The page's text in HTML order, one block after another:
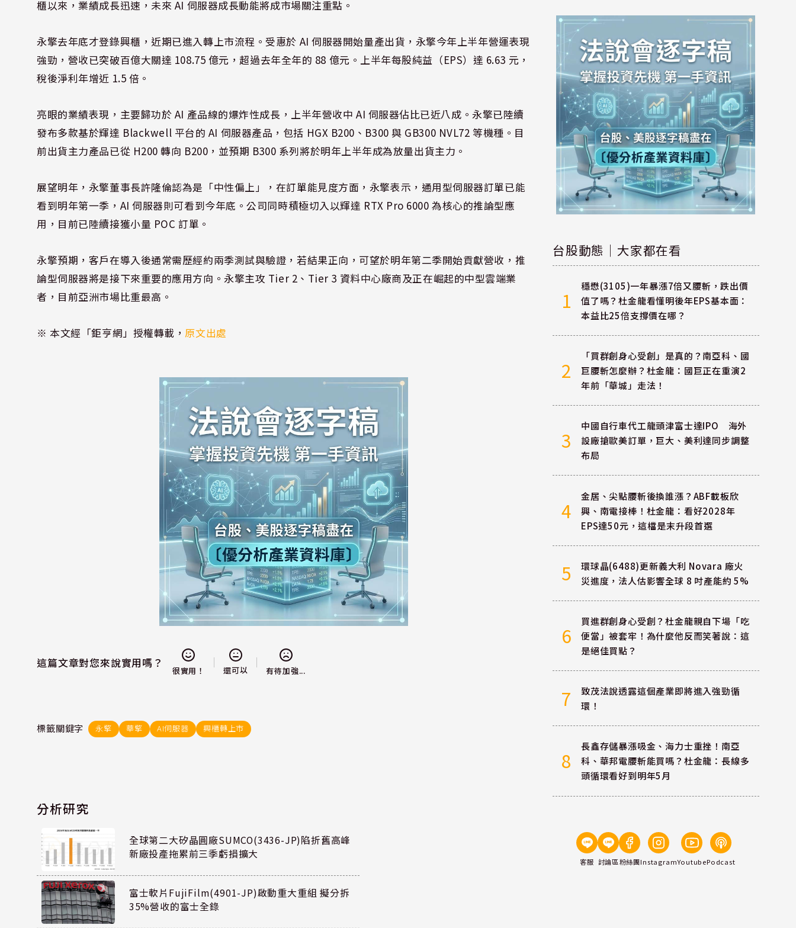
櫃以來，業績成長迅速，未來 AI 伺服器成長動能將成市場關注重點。
永擎去年底才登錄興櫃，近期已進入轉上市流程。受惠於 AI 伺服器開始量產出貨，永擎今年上半年營運表現
強勁，營收已突破百億大關達 108.75 億元，超過去年全年的 88 億元。上半年每股純益（EPS）達 6.63 元，
稅後淨利年增近 1.5 倍。
亮眼的業績表現，主要歸功於 AI 產品線的爆炸性成長，上半年營收中 AI 伺服器佔比已近八成。永擎已陸續
發布多款基於輝達 Blackwell 平台的 AI 伺服器產品，包括 HGX B200、B300 與 GB300 NVL72 等機種。目
前出貨主力產品已從 H200 轉向 B200，並預期 B300 系列將於明年上半年成為放量出貨主力。
展望明年，永擎董事長許隆倫認為是「中性偏上」，在訂單能見度方面，永擎表示，通用型伺服器訂單已能
看到明年第一季，AI 伺服器則可看到今年底。公司同時積極切入以輝達 RTX Pro 6000 為核心的推論型應
用，目前已陸續接獲小量 POC 訂單。
永擎預期，客戶在導入後通常需歷經約兩季測試與驗證，若結果正向，可望於明年第二季開始貢獻營收，推
論型伺服器將是接下來重要的應用方向。永擎主攻 Tier 2、Tier 3 資料中心廠商及正在崛起的中型雲端業
者，目前亞洲市場比重最高。
※ 本文經「鉅亨網」授權轉載，原文出處
這篇文章對您來說實用嗎？
很實用！ 還可以 有待加強...
標籤關鍵字 永擎 華擎 AI伺服器 興櫃轉上市
分析研究
全球第二大矽晶圓廠SUMCO(3436-JP)陷折舊高峰
新廠投產拖累前三季虧損擴大
富士軟片FujiFilm(4901-JP)啟動重大重組 擬分拆
35%營收的富士全錄
台股動態｜大家都在看
1
穩懋(3105)一年暴漲7倍又腰斬，跌出價
值了嗎？杜金龍看懂明後年EPS基本面：
本益比25倍支撐價在哪？
2
「買群創身心受創」是真的？南亞科、國
巨腰斬怎麼辦？杜金龍：國巨正在重演2
年前「華城」走法！
3
中國自行車代工龍頭津富士達IPO 海外
設廠搶歐美訂單，巨大、美利達同步調整
布局
4
金居、尖點腰斬後換誰漲？ABF載板欣
興、南電接棒！杜金龍：看好2028年
EPS達50元，這檔是末升段首選
5
環球晶(6488)更新義大利 Novara 廠火
災進度，法人估影響全球 8 吋產能約 5%
6
買進群創身心受創？杜金龍親自下場「吃
便當」被套牢！為什麼他反而笑著說：這
是絕佳買點？
7
致茂法說透露這個產業即將進入強勁循
環！
8
長鑫存儲暴漲吸金、海力士重挫！南亞
科、華邦電腰斬能買嗎？杜金龍：長線多
頭循環看好到明年5月
客服 討論區粉絲團InstagramYoutubePodcast